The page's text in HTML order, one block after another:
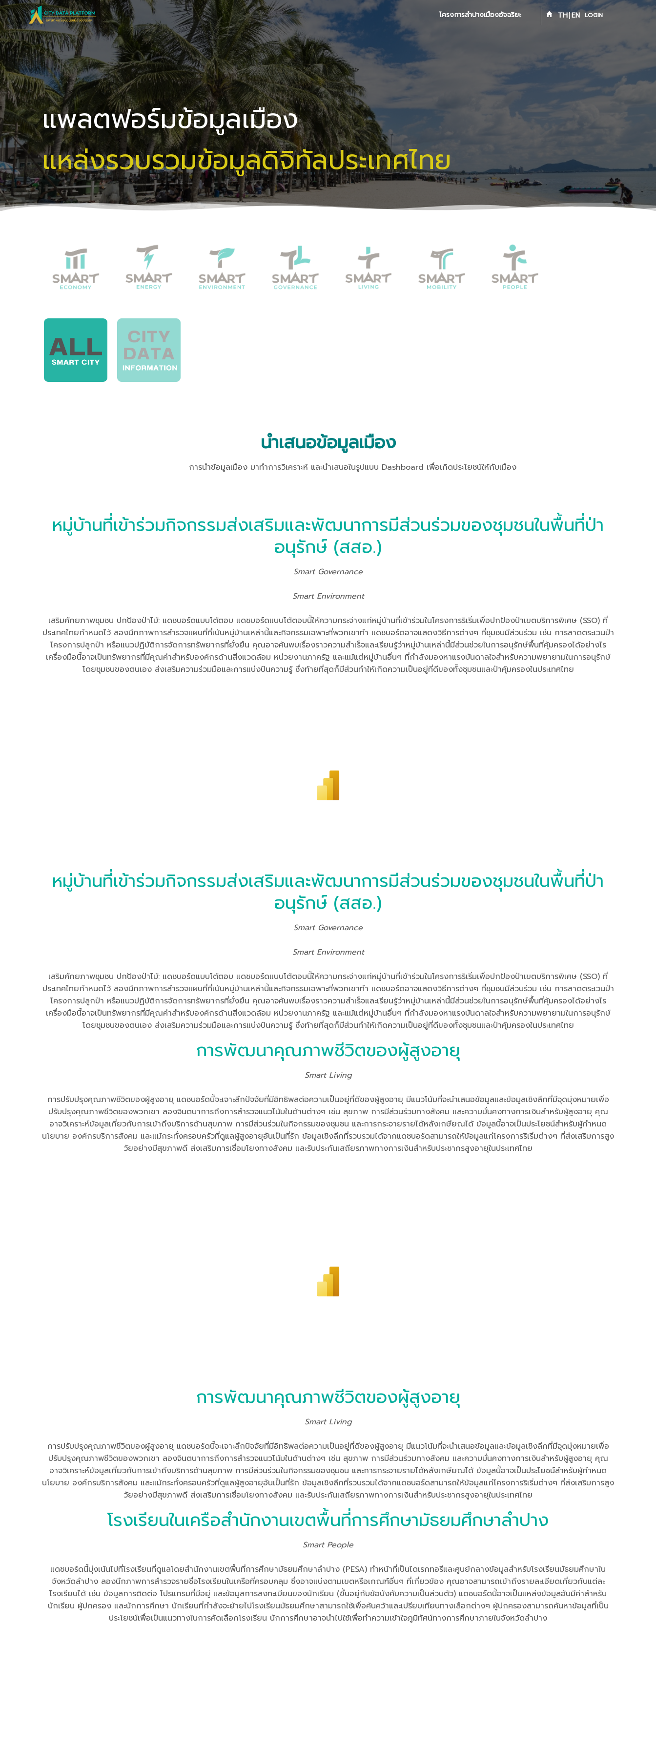
Skip
to
content
โครงการลำปางเมืองอัจฉริยะ TH EN LOGIN
แพลตฟอร์มข้อมูลเมือง
แหล่งรวบรวมข้อมูลดิจิทัลประเทศไทย
นำเสนอข้อมูลเมือง
การนำข้อมูลเมือง มาทำการวิเคราะห์ และนำเสนอในรูปแบบ Dashboard เพื่อเกิดประโยชน์ให้กับเมือง
หมู่บ้านที่เข้าร่วมกิจกรรมส่งเสริมและพัฒนาการมีส่วนร่วมของชุมชนในพื้นที่ป่า
อนุรักษ์ (สสอ.)
Smart Governance
Smart Environment
เสริมศักยภาพชุมชน ปกป้องป่าไม้: แดชบอร์ดแบบโต้ตอบ แดชบอร์ดแบบโต้ตอบนี้ให้ความกระจ่างแก่หมู่บ้านที่เข้าร่วมในโครงการริเริ่มเพื่อปกป้องป่าเขตบริการพิเศษ (SSO) ที่
ประเทศไทยกำหนดไว้ ลองนึกภาพการสำรวจแผนที่ที่เน้นหมู่บ้านเหล่านี้และกิจกรรมเฉพาะที่พวกเขาทำ แดชบอร์ดอาจแสดงวิธีการต่างๆ ที่ชุมชนมีส่วนร่วม เช่น การลาดตระเวนป่า
โครงการปลูกป่า หรือแนวปฏิบัติการจัดการทรัพยากรที่ยั่งยืน คุณอาจค้นพบเรื่องราวความสำเร็จและเรียนรู้ว่าหมู่บ้านเหล่านี้มีส่วนช่วยในการอนุรักษ์พื้นที่คุ้มครองได้อย่างไร
เครื่องมือนี้อาจเป็นทรัพยากรที่มีคุณค่าสำหรับองค์กรด้านสิ่งแวดล้อม หน่วยงานภาครัฐ และแม้แต่หมู่บ้านอื่นๆ ที่กำลังมองหาแรงบันดาลใจสำหรับความพยายามในการอนุรักษ์
โดยชุมชนของตนเอง ส่งเสริมความร่วมมือและการแบ่งปันความรู้ ซึ่งท้ายที่สุดก็มีส่วนทำให้เกิดความเป็นอยู่ที่ดีของทั้งชุมชนและป่าคุ้มครองในประเทศไทย
หมู่บ้านที่เข้าร่วมกิจกรรมส่งเสริมและพัฒนาการมีส่วนร่วมของชุมชนในพื้นที่ป่า
อนุรักษ์ (สสอ.)
Smart Governance
Smart Environment
เสริมศักยภาพชุมชน ปกป้องป่าไม้: แดชบอร์ดแบบโต้ตอบ แดชบอร์ดแบบโต้ตอบนี้ให้ความกระจ่างแก่หมู่บ้านที่เข้าร่วมในโครงการริเริ่มเพื่อปกป้องป่าเขตบริการพิเศษ (SSO) ที่
ประเทศไทยกำหนดไว้ ลองนึกภาพการสำรวจแผนที่ที่เน้นหมู่บ้านเหล่านี้และกิจกรรมเฉพาะที่พวกเขาทำ แดชบอร์ดอาจแสดงวิธีการต่างๆ ที่ชุมชนมีส่วนร่วม เช่น การลาดตระเวนป่า
โครงการปลูกป่า หรือแนวปฏิบัติการจัดการทรัพยากรที่ยั่งยืน คุณอาจค้นพบเรื่องราวความสำเร็จและเรียนรู้ว่าหมู่บ้านเหล่านี้มีส่วนช่วยในการอนุรักษ์พื้นที่คุ้มครองได้อย่างไร
เครื่องมือนี้อาจเป็นทรัพยากรที่มีคุณค่าสำหรับองค์กรด้านสิ่งแวดล้อม หน่วยงานภาครัฐ และแม้แต่หมู่บ้านอื่นๆ ที่กำลังมองหาแรงบันดาลใจสำหรับความพยายามในการอนุรักษ์
โดยชุมชนของตนเอง ส่งเสริมความร่วมมือและการแบ่งปันความรู้ ซึ่งท้ายที่สุดก็มีส่วนทำให้เกิดความเป็นอยู่ที่ดีของทั้งชุมชนและป่าคุ้มครองในประเทศไทย
การพัฒนาคุณภาพชีวิตของผู้สูงอายุ
Smart Living
การปรับปรุงคุณภาพชีวิตของผู้สูงอายุ แดชบอร์ดนี้จะเจาะลึกปัจจัยที่มีอิทธิพลต่อความเป็นอยู่ที่ดีของผู้สูงอายุ มีแนวโน้มที่จะนำเสนอข้อมูลและข้อมูลเชิงลึกที่มีจุดมุ่งหมายเพื่อ
ปรับปรุงคุณภาพชีวิตของพวกเขา ลองจินตนาการถึงการสำรวจแนวโน้มในด้านต่างๆ เช่น สุขภาพ การมีส่วนร่วมทางสังคม และความมั่นคงทางการเงินสำหรับผู้สูงอายุ คุณ
อาจวิเคราะห์ข้อมูลเกี่ยวกับการเข้าถึงบริการด้านสุขภาพ การมีส่วนร่วมในกิจกรรมของชุมชน และการกระจายรายได้หลังเกษียณได้ ข้อมูลนี้อาจเป็นประโยชน์สำหรับผู้กำหนด
นโยบาย องค์กรบริการสังคม และแม้กระทั่งครอบครัวที่ดูแลผู้สูงอายุอันเป็นที่รัก ข้อมูลเชิงลึกที่รวบรวมได้จากแดชบอร์ดสามารถให้ข้อมูลแก่โครงการริเริ่มต่างๆ ที่ส่งเสริมการสูง
วัยอย่างมีสุขภาพดี ส่งเสริมการเชื่อมโยงทางสังคม และรับประกันเสถียรภาพทางการเงินสำหรับประชากรสูงอายุในประเทศไทย
การพัฒนาคุณภาพชีวิตของผู้สูงอายุ
Smart Living
การปรับปรุงคุณภาพชีวิตของผู้สูงอายุ แดชบอร์ดนี้จะเจาะลึกปัจจัยที่มีอิทธิพลต่อความเป็นอยู่ที่ดีของผู้สูงอายุ มีแนวโน้มที่จะนำเสนอข้อมูลและข้อมูลเชิงลึกที่มีจุดมุ่งหมายเพื่อ
ปรับปรุงคุณภาพชีวิตของพวกเขา ลองจินตนาการถึงการสำรวจแนวโน้มในด้านต่างๆ เช่น สุขภาพ การมีส่วนร่วมทางสังคม และความมั่นคงทางการเงินสำหรับผู้สูงอายุ คุณ
อาจวิเคราะห์ข้อมูลเกี่ยวกับการเข้าถึงบริการด้านสุขภาพ การมีส่วนร่วมในกิจกรรมของชุมชน และการกระจายรายได้หลังเกษียณได้ ข้อมูลนี้อาจเป็นประโยชน์สำหรับผู้กำหนด
นโยบาย องค์กรบริการสังคม และแม้กระทั่งครอบครัวที่ดูแลผู้สูงอายุอันเป็นที่รัก ข้อมูลเชิงลึกที่รวบรวมได้จากแดชบอร์ดสามารถให้ข้อมูลแก่โครงการริเริ่มต่างๆ ที่ส่งเสริมการสูง
วัยอย่างมีสุขภาพดี ส่งเสริมการเชื่อมโยงทางสังคม และรับประกันเสถียรภาพทางการเงินสำหรับประชากรสูงอายุในประเทศไทย
โรงเรียนในเครือสำนักงานเขตพื้นที่การศึกษามัธยมศึกษาลำปาง
Smart People
แดชบอร์ดนี้มุ่งเน้นไปที่โรงเรียนที่ดูแลโดยสำนักงานเขตพื้นที่การศึกษามัธยมศึกษาลำปาง (PESA) ทำหน้าที่เป็นไดเรกทอรีและศูนย์กลางข้อมูลสำหรับโรงเรียนมัธยมศึกษาใน
จังหวัดลำปาง ลองนึกภาพการสำรวจรายชื่อโรงเรียนในเครือที่ครอบคลุม ซึ่งอาจแบ่งตามเขตหรือเกณฑ์อื่นๆ ที่เกี่ยวข้อง คุณอาจสามารถเข้าถึงรายละเอียดเกี่ยวกับแต่ละ
โรงเรียนได้ เช่น ข้อมูลการติดต่อ โปรแกรมที่มีอยู่ และข้อมูลการลงทะเบียนของนักเรียน (ขึ้นอยู่กับข้อบังคับความเป็นส่วนตัว) แดชบอร์ดนี้อาจเป็นแหล่งข้อมูลอันมีค่าสำหรับ
นักเรียน ผู้ปกครอง และนักการศึกษา นักเรียนที่กำลังจะย้ายไปโรงเรียนมัธยมศึกษาสามารถใช้เพื่อค้นคว้าและเปรียบเทียบทางเลือกต่างๆ ผู้ปกครองสามารถค้นหาข้อมูลที่เป็น
ประโยชน์เพื่อเป็นแนวทางในการคัดเลือกโรงเรียน นักการศึกษาอาจนำไปใช้เพื่อทำความเข้าใจภูมิทัศน์ทางการศึกษาภายในจังหวัดลำปาง